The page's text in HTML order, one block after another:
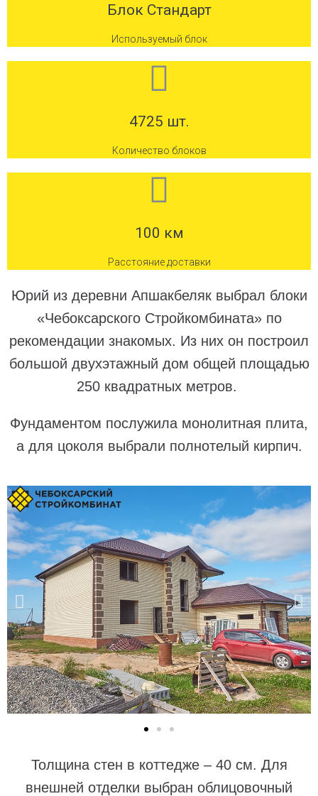
Блок Стандарт
Используемый блок
4725 шт.
Количество блоков
100 км
Расстояние доставки
Юрий из деревни Апшакбеляк выбрал блоки
«Чебоксарского Стройкомбината» по
рекомендации знакомых. Из них он построил
большой двухэтажный дом общей площадью
250 квадратных метров.
Фундаментом послужила монолитная плита,
а для цоколя выбрали полнотелый кирпич.
Толщина стен в коттедже – 40 см. Для
внешней отделки выбран облицовочный